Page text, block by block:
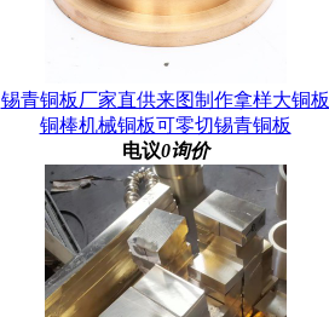
锡青铜板厂家直供来图制作拿样大铜板
铜棒机械铜板可零切锡青铜板
电议0询价